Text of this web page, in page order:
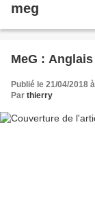
meg
MeG :
Publié le 21/04/2018
Par thierry